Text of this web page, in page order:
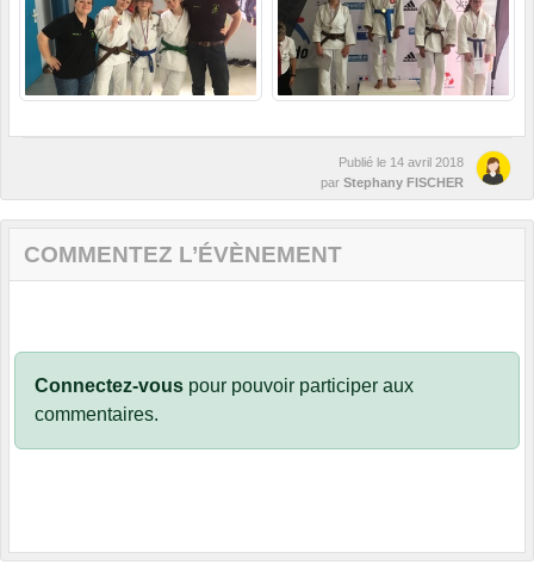
Publié le 14 avril 2018
par Stephany FISCHER
COMMENTEZ L’ÉVÈNEMENT
Connectez-vous pour pouvoir participer aux
commentaires.